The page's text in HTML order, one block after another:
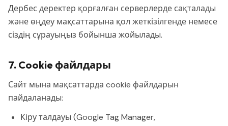
Дербес деректер қорғалған серверлерде сақталады
және өңдеу мақсаттарына қол жеткізілгенде немесе
сіздің сұрауыңыз бойынша жойылады.
7. Cookie файлдары
Сайт мына мақсаттарда cookie файлдарын
пайдаланады:
Кіру талдауы (Google Tag Manager,